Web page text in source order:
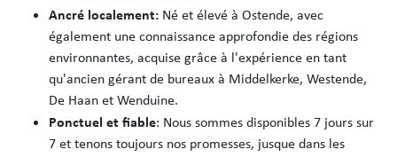
Ancré localement: Né et élevé à Ostende, avec
également une connaissance approfondie des régions
environnantes, acquise grâce à l'expérience en tant
qu'ancien gérant de bureaux à Middelkerke, Westende,
De Haan et Wenduine.
Ponctuel et fiable: Nous sommes disponibles 7 jours sur
7 et tenons toujours nos promesses, jusque dans les